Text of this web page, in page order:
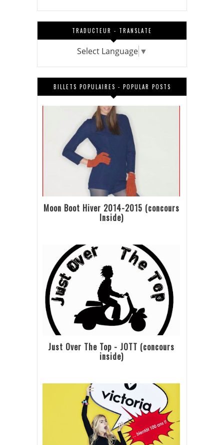
TRADUCTEUR - TRANSLATE
Select Language ▼
BILLETS POPULAIRES - POPULAR POSTS
Moon Boot Hiver 2014-2015 (concours
Inside)
Just Over The Top - JOTT (concours
inside)